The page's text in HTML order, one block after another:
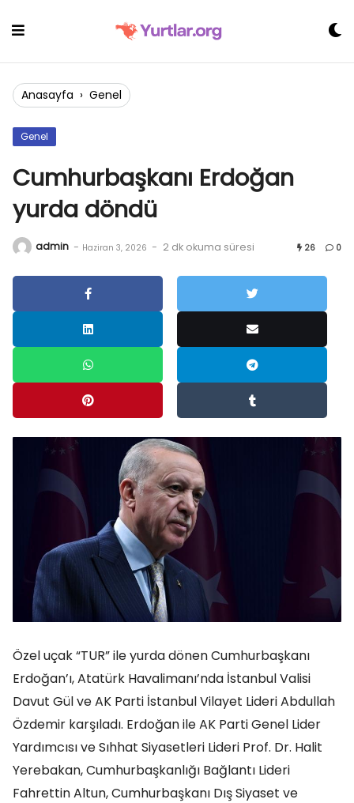
Anasayfa › Genel
Genel
Cumhurbaşkanı Erdoğan
yurda döndü
admin - Haziran 3, 2026 - 2 dk okuma süresi 26 0
Özel uçak “TUR” ile yurda dönen Cumhurbaşkanı
Erdoğan’ı, Atatürk Havalimanı’nda İstanbul Valisi
Davut Gül ve AK Parti İstanbul Vilayet Lideri Abdullah
Özdemir karşıladı. Erdoğan ile AK Parti Genel Lider
Yardımcısı ve Sıhhat Siyasetleri Lideri Prof. Dr. Halit
Yerebakan, Cumhurbaşkanlığı Bağlantı Lideri
Fahrettin Altun, Cumhurbaşkanı Dış Siyaset ve